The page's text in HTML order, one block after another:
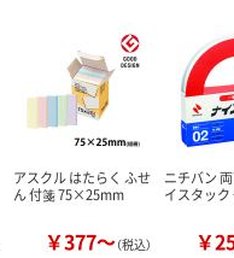
カ
アスクル はたらく ふせ
ん 付箋 75×25mm
￥377～（税込）
ニチバン
イスタッ
￥